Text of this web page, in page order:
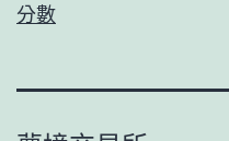
分數